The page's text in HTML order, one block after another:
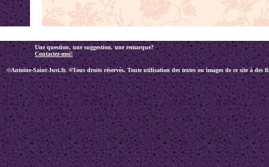
Une question, une suggestion, une remarque?
Contactez-moi!
©Antoine-Saint-Just.fr. ®Tous droits réservés. Toute utilisation des textes ou images de ce site à